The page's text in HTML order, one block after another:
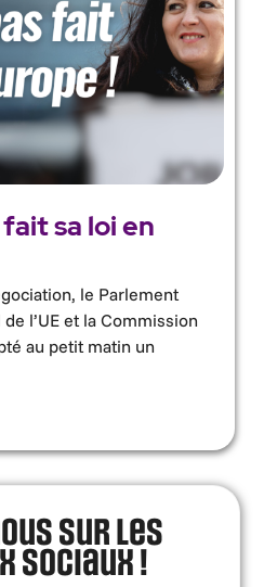
fait sa loi en
le Parlement
l’UE et la Commission
au petit matin un
sur les
sociaux !